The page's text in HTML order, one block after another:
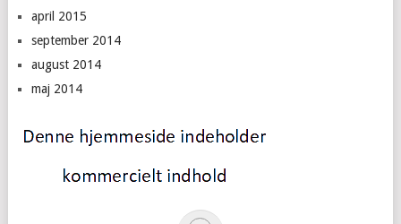
april 2015
september 2014
august 2014
maj 2014